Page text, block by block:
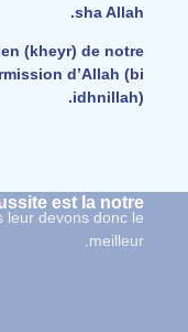
sha Allah.
(kheyr) de notre
d’Allah (bi
idhnillah).
est la notre
leur devons donc le
meilleur.